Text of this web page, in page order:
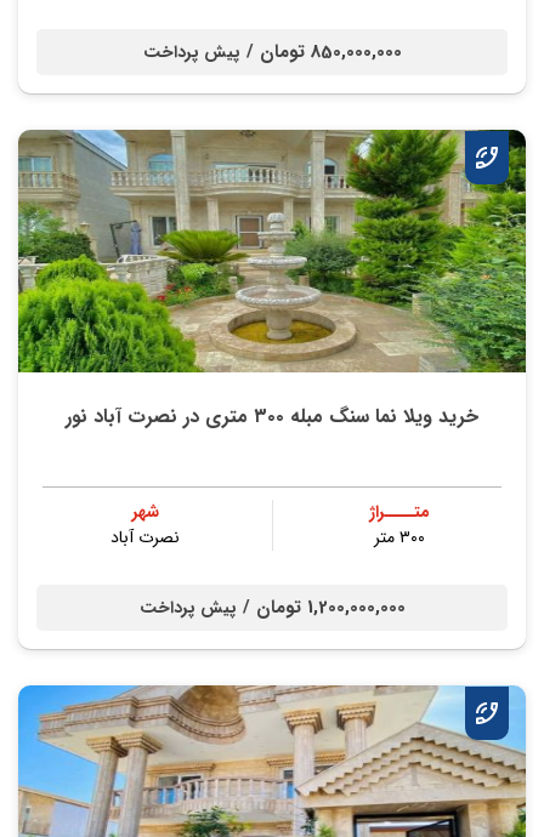
850,000,000 تومان / پیش پرداخت
خرید ویلا نما سنگ مبله ۳۰۰ متری در نصرت آباد نور
متــــراژ
۳۰۰ متر
شهر
نصرت آباد
1,200,000,000 تومان / پیش پرداخت